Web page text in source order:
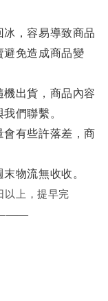
冰，容易導致商品
避免造成商品變
機出貨，商品內容
們聯繫。
會有些許落差，商
物流無收收。
以上，提早完